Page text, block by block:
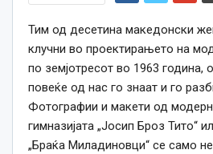
Тим од десетина македонски
клучни во проектирањето на
по земјотресот во 1963 година,
повеќе од нас го знаат и го
Фотографии и макети од
гимназијата „Јосип Броз Тито“
„Браќа Миладиновци“ се само